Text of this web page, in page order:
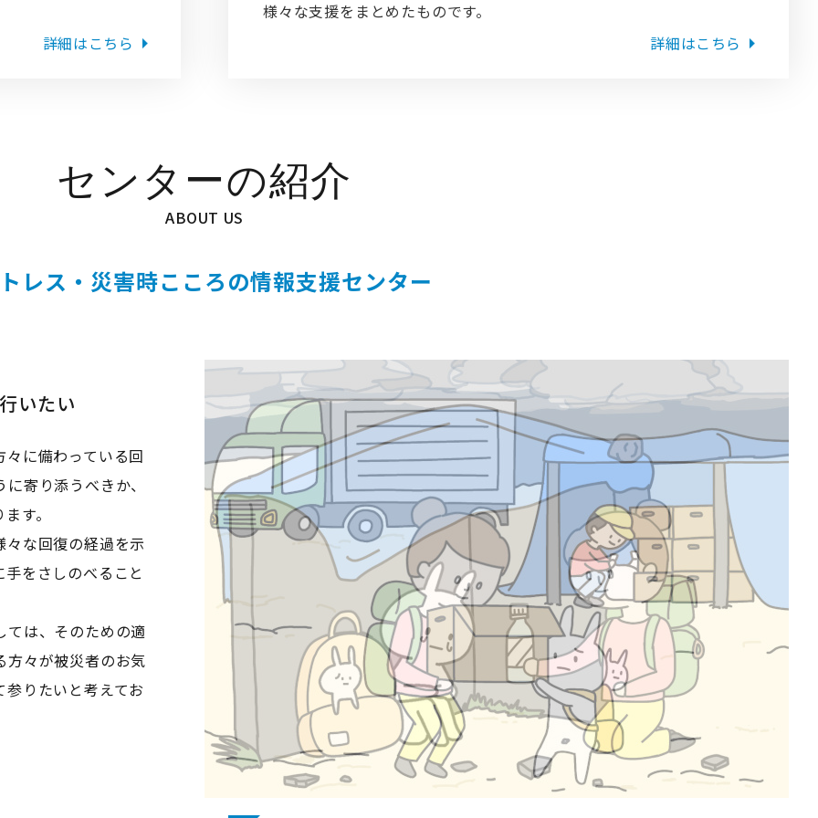
詳細はこちら
様々な支援をまとめたものです。
詳細はこちら
センターの紹介
ABOUT US
レス・災害時こころの情報支援センター
いたい
に備わっている回
寄り添うべきか、
す。
な回復の経過を示
をさしのべること
ては、そのための適
方々が被災者のお気
りたいと考えてお